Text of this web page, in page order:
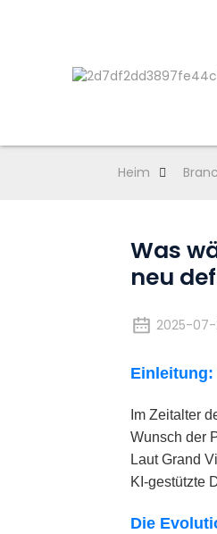
Heim
Was
neu
2025-
Einleitung:
Im Zeitalter
Wunsch der
Laut Grand
KI-gestützte
Die